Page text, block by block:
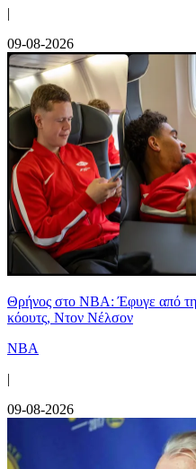
|
09-08-2026
Θρήνος στο NBA: Έφυγε από τη
κόουτς, Ντον Νέλσον
NBA
|
09-08-2026